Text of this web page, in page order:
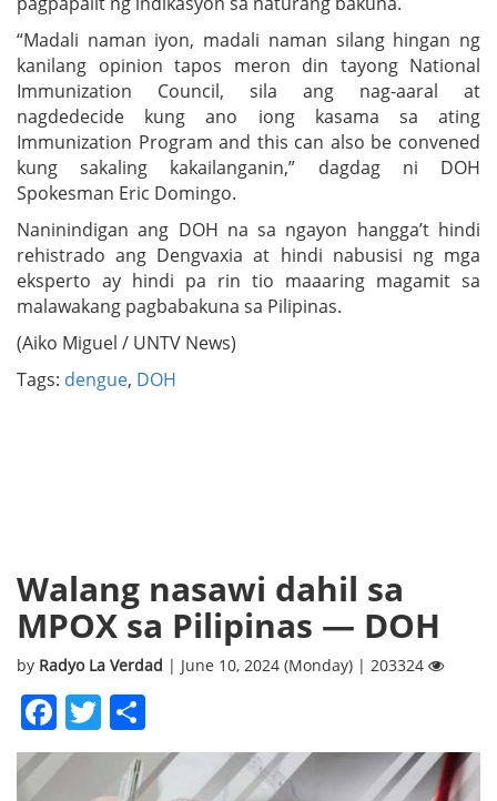
“Madali naman iyon, madali naman silang hingan ng
kanilang opinion tapos meron din tayong National
Immunization Council, sila ang nag-aaral at
nagdedecide kung ano iong kasama sa ating
Immunization Program and this can also be convened
kung sakaling kakailanganin,” dagdag ni DOH
Spokesman Eric Domingo.
Naninindigan ang DOH na sa ngayon hangga’t hindi
rehistrado ang Dengvaxia at hindi nabusisi ng mga
eksperto ay hindi pa rin tio maaaring magamit sa
malawakang pagbabakuna sa Pilipinas.
(Aiko Miguel / UNTV News)
Tags: dengue, DOH
Walang nasawi dahil sa
MPOX sa Pilipinas — DOH
by Radyo La Verdad | June 10, 2024 (Monday) | 203324
Facebook
Twitter